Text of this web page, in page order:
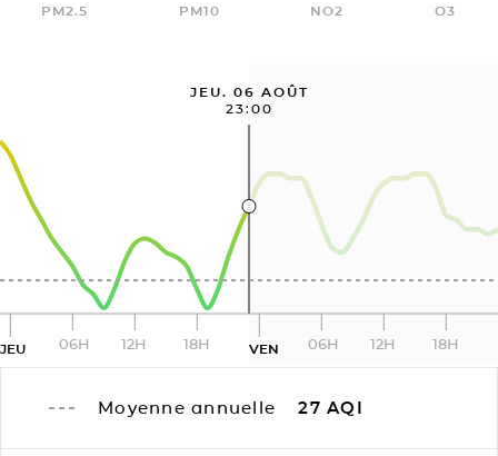
PM2.5 PM10 NO2 O3
JEU. 06 AOÛT
23:00
JEU 06H 12H 18H VEN 06H 12H 18H
Moyenne annuelle 27 AQI